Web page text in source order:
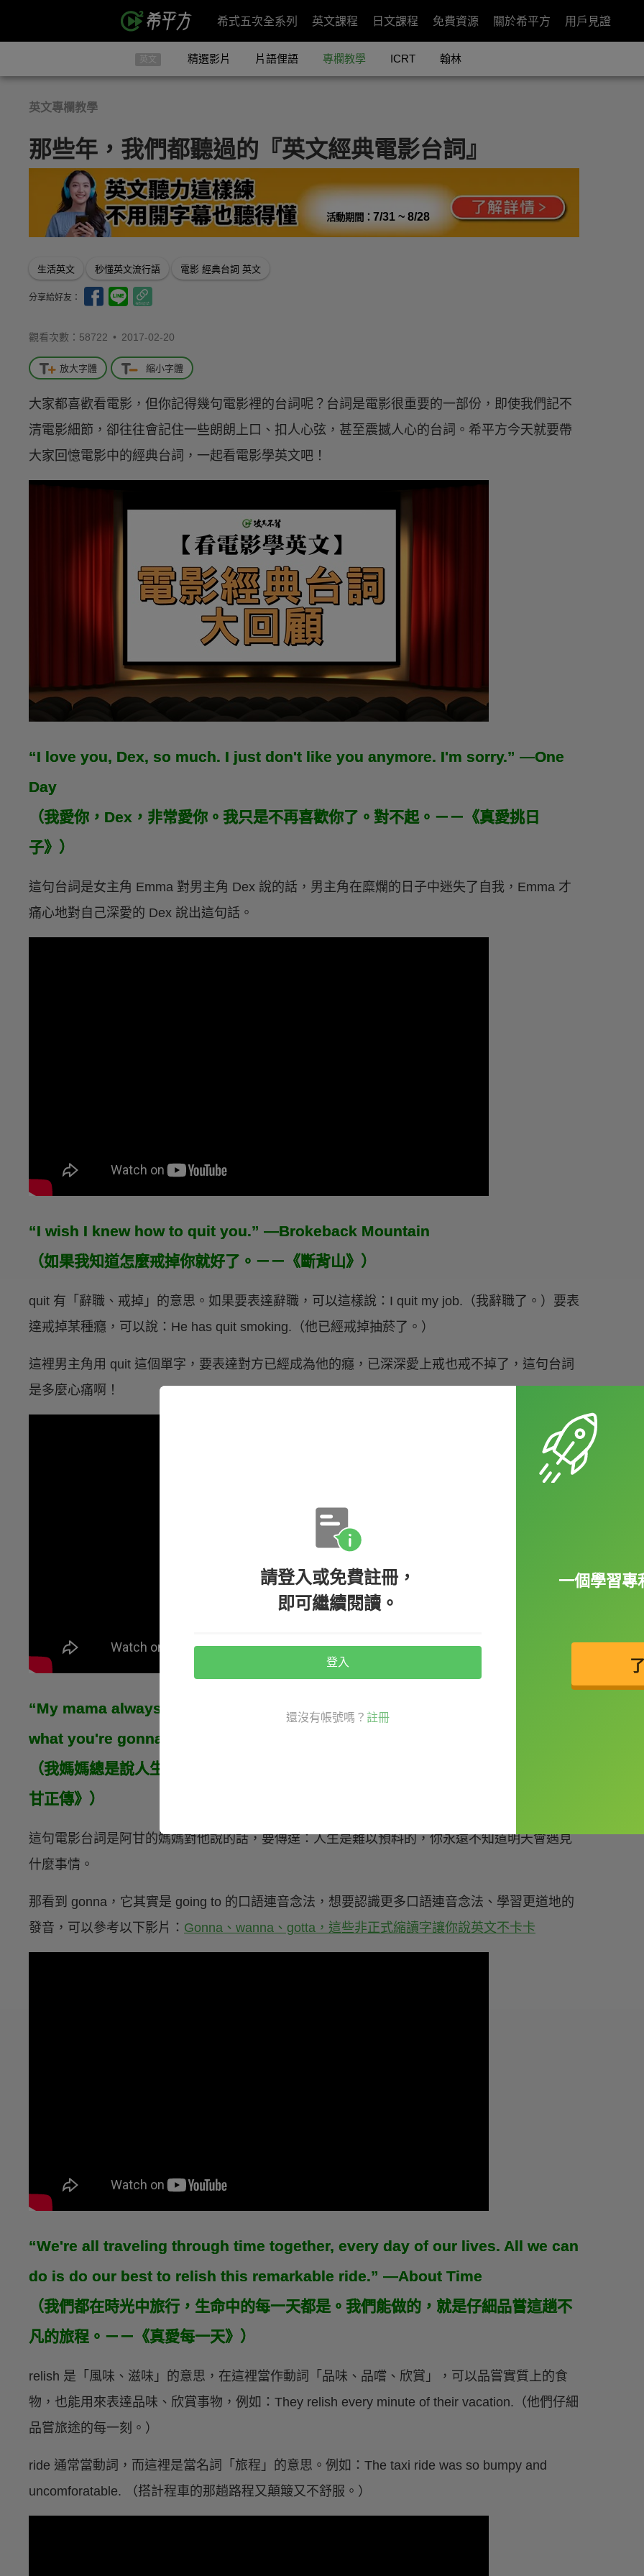
希式五次全系列 英文課程 日文課程 免費資源 關於希平方 用戶見證
英文 精選影片 片語俚語 專欄教學 ICRT 翰林
英文專欄教學
那些年，我們都聽過的『英文經典電影台詞』
活動期間： 7/31 ~ 8/28
生活英文 秒懂英文流行語 電影 經典台詞 英文
分享給好友：
觀看次數：58722 • 2017-02-20
放大字體 縮小字體
大家都喜歡看電影，但你記得幾句電影裡的台詞呢？台詞是電影很重要的一部份，即使我們記不
清電影細節，卻往往會記住一些朗朗上口、扣人心弦，甚至震撼人心的台詞。希平方今天就要帶
大家回憶電影中的經典台詞，一起看電影學英文吧！
“I love you, Dex, so much. I just don't like you anymore. I'm sorry.” —One
Day
（我愛你，Dex，非常愛你。我只是不再喜歡你了。對不起。－－《真愛挑日
子》）
這句台詞是女主角 Emma 對男主角 Dex 說的話，男主角在糜爛的日子中迷失了自我，Emma 才
痛心地對自己深愛的 Dex 說出這句話。
“I wish I knew how to quit you.” —Brokeback Mountain
（如果我知道怎麼戒掉你就好了。－－《斷背山》）
quit 有「辭職、戒掉」的意思。如果要表達辭職，可以這樣說：I quit my job.（我辭職了。）要表
達戒掉某種癮，可以說：He has quit smoking.（他已經戒掉抽菸了。）
這裡男主角用 quit 這個單字，要表達對方已經成為他的癮，已深深愛上戒也戒不掉了，這句台詞
是多麼心痛啊！
“My mama always said life was like a box of chocolates. You never know
what you're gonna get.” —Forrest Gump
（我媽媽總是說人生就像一盒巧克力。你永遠不知道你會拿到什麼口味。－－《阿
甘正傳》）
這句電影台詞是阿甘的媽媽對他說的話，要傳達：人生是難以預料的，你永遠不知道明天會遇見
什麼事情。
那看到 gonna，它其實是 going to 的口語連音念法，想要認識更多口語連音念法、學習更道地的
發音，可以參考以下影片： Gonna、wanna、gotta，這些非正式縮讀字讓你說英文不卡卡
“We're all traveling through time together, every day of our lives. All we can
do is do our best to relish this remarkable ride.” —About Time
（我們都在時光中旅行，生命中的每一天都是。我們能做的，就是仔細品嘗這趟不
凡的旅程。－－《真愛每一天》）
relish 是「風味、滋味」的意思，在這裡當作動詞「品味、品嚐、欣賞」，可以品嘗實質上的食
物，也能用來表達品味、欣賞事物，例如：They relish every minute of their vacation.（他們仔細
品嘗旅途的每一刻。）
ride 通常當動詞，而這裡是當名詞「旅程」的意思。例如：The taxi ride was so bumpy and
uncomforatable. （搭計程車的那趟路程又顛簸又不舒服。）
請登入或免費註冊，
即可繼續閱讀。
登入
還沒有帳號嗎？ 註冊
一個學習專